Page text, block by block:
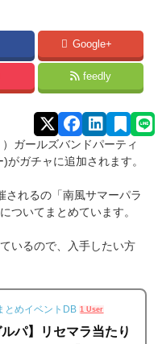
Google+
feedly
ガールズバンドパーティ
ガチャに追加されます。
されるの「南風サマーパラ
ついてまとめています。
いるので、入手したい方
とめイベントDB 1 User
ルパ】リセマラ当たり